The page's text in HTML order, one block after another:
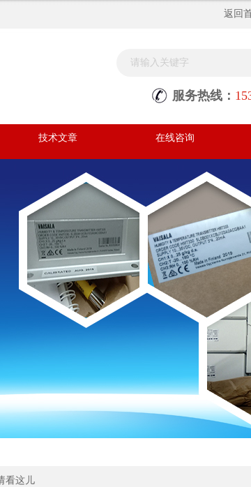
返回
服务热线：
技术文章 在线咨询
看这儿